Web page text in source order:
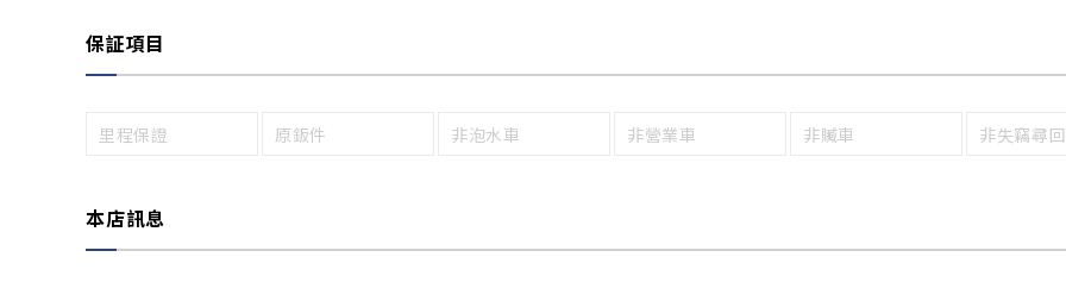
保証項目
里程保證 原鈑件 非泡水車 非營業車 非贓車 非失竊尋
本店訊息